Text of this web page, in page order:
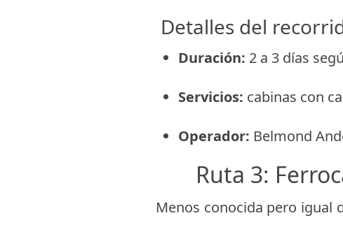
Detalles del
Duración: 2 a 3 días
Servicios: cabinas con
Operador: Belmond
Ruta 3:
Menos conocida pero igual